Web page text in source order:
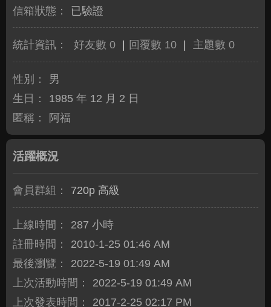
信箱狀態： 已驗證
統計資訊： 好友數 0 回覆數 10 主題數 0
性別：
男
生日：
1985 年 12 月 2 日
匿稱：
阿福
活躍概況
會員群組： 720p 高級
上線時間：
287 小時
註冊時間：
2010-1-25 01:46 AM
最後瀏覽：
2022-5-19 01:49 AM
上次活動時間：
2022-5-19 01:49 AM
上次發表時間：
2017-2-25 02:17 PM